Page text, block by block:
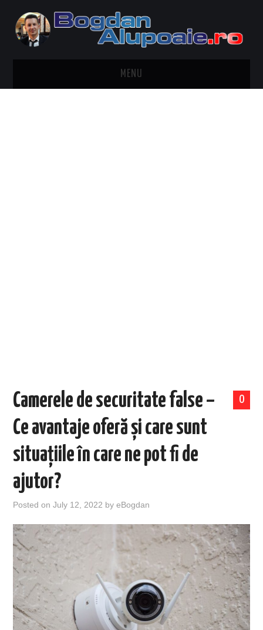
MENU
0
Camerele de securitate false –
Ce avantaje oferă și care sunt
situațiile în care ne pot fi de
ajutor?
Posted onJuly 12, 2022 byeBogdan